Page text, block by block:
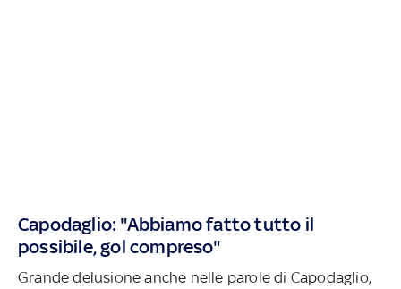
Capodaglio: "Abbiamo fatto tutto il
possibile, gol compreso"
Grande delusione anche nelle parole di Capodaglio,